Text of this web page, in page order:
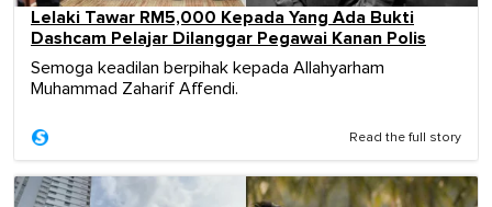
Lelaki Tawar RM5,000 Kepada Yang Ada Bukti
Dashcam Pelajar Dilanggar Pegawai Kanan Polis
Semoga keadilan berpihak kepada Allahyarham
Muhammad Zaharif Affendi.
Read the full story